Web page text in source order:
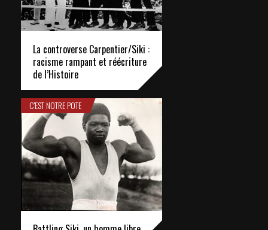
La controverse Carpentier/Siki :
racisme rampant et réécriture
de l’Histoire
C'EST NOTRE POTE